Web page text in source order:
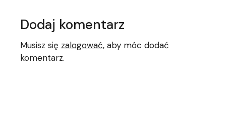
Dodaj komentarz
Musisz się zalogować, aby móc dodać
komentarz.